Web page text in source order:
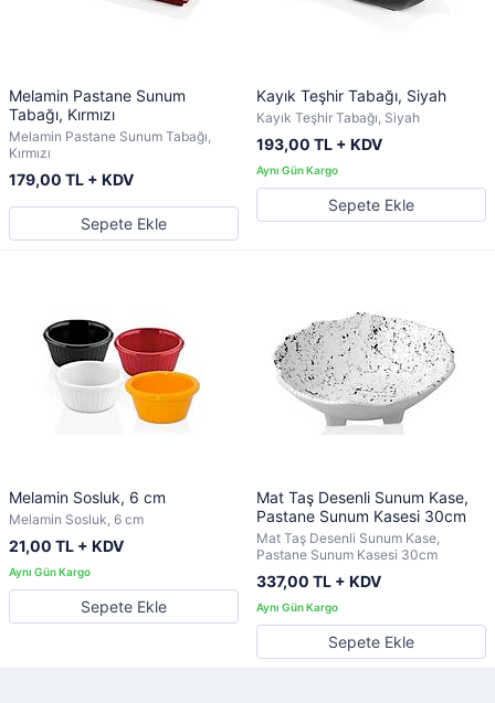
Melamin Pastane Sunum
Tabağı, Kırmızı
Melamin Pastane Sunum Tabağı,
Kırmızı
179,00 TL + KDV
Sepete Ekle
Kayık Teşhir Tabağı, Siyah
Kayık Teşhir Tabağı, Siyah
193,00 TL + KDV
Sepete Ekle
Melamin Sosluk, 6 cm
Melamin Sosluk, 6 cm
21,00 TL + KDV
Sepete Ekle
Mat Taş Desenli Sunum Kase,
Pastane Sunum Kasesi 30cm
Mat Taş Desenli Sunum Kase,
Pastane Sunum Kasesi 30cm
337,00 TL + KDV
Sepete Ekle